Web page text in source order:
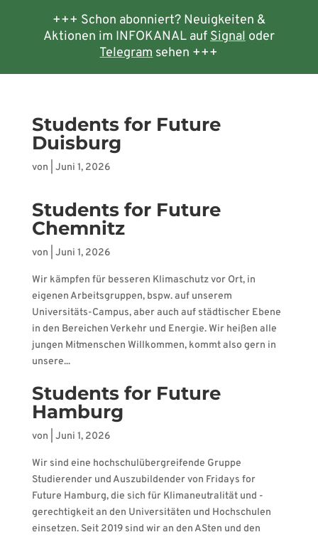
+++ Schon abonniert? Neuigkeiten &
Aktionen im INFOKANAL aufSignaloder
Telegramsehen +++
Students for Future
Duisburg
von Juni 1, 2026
Students for Future
Chemnitz
von Juni 1, 2026
Wir kämpfen für besseren Klimaschutz vor Ort, in
eigenen Arbeitsgruppen, bspw. auf unserem
Universitäts-Campus, aber auch auf städtischer Ebene
in den Bereichen Verkehr und Energie. Wir heißen alle
jungen Mitmenschen Willkommen, kommt also gern in
unsere...
Students for Future
Hamburg
von Juni 1, 2026
Wir sind eine hochschulübergreifende Gruppe
Studierender und Auszubildender von Fridays for
Future Hamburg, die sich für Klimaneutralität und -
gerechtigkeit an den Universitäten und Hochschulen
einsetzen. Seit 2019 sind wir an den ASten und den